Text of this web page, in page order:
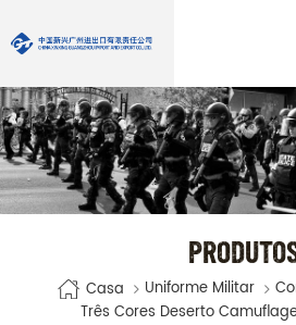
Casa Uniforme Militar